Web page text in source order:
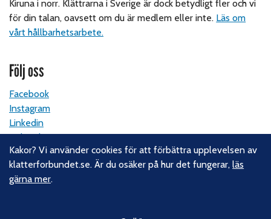
Kiruna i norr. Klättrarna i Sverige är dock betydligt fler och vi
för din talan, oavsett om du är medlem eller inte. Läs om
vårt hållbarhetsarbete.
Följ oss
Facebook
Instagram
Linkedin
Nyhetsbrev
Kontakt
Kakor? Vi använder cookies för att förbättra upplevelsen av
klatterforbundet.se. Är du osäker på hur det fungerar,läs
gärna mer.